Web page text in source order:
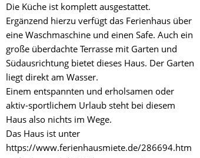
Die Küche ist komplett ausgestattet.
Ergänzend hierzu verfügt das Ferienhaus über
eine Waschmaschine und einen Safe. Auch ein
große überdachte Terrasse mit Garten und
Südausrichtung bietet dieses Haus. Der Garten
liegt direkt am Wasser.
Einem entspannten und erholsamen oder
aktiv-sportlichem Urlaub steht bei diesem
Haus also nichts im Wege.
Das Haus ist unter
https://www.ferienhausmiete.de/286694.htm